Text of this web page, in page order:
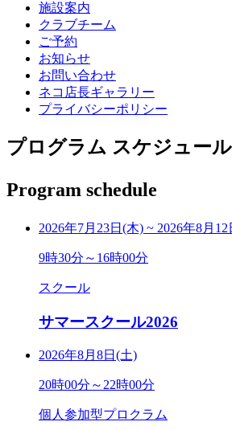
施設案内
クラブチーム
ご予約
お知らせ
お問い合わせ
ネコ店長ギャラリー
プライバシーポリシー
プログラム スケジュール
Program schedule
2026年7月23日(木) ~ 2026年8月
9時30分～16時00分
スクール
サマースクール2026
2026年8月8日(土)
20時00分～22時00分
個人参加型プロクラム